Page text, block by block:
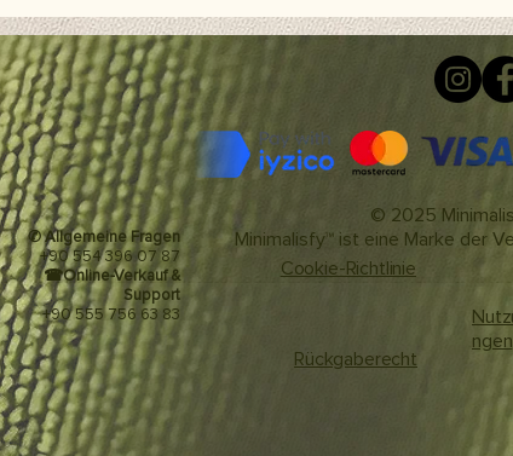
✆ Allgemeine Fragen
+90 554 396 07 87
☎Online-Verkauf &
Support
+90 555 756 63 83
© 2025
Minimalisfy™ ist eine Marke der
Cookie-Richtlinie
Rückgaberecht
ngen